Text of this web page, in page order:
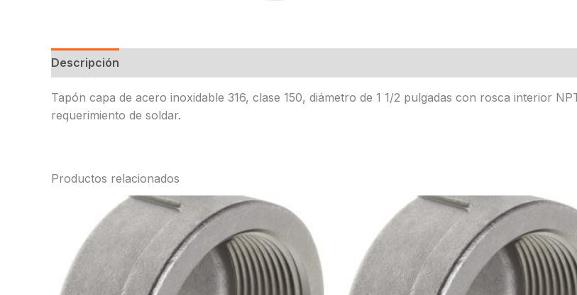
Descripción
Tapón capa de acero inoxidable 316, clase 150, diámetro de 1 1/2 pulgadas con rosca interior
requerimiento de soldar.
Productos relacionados